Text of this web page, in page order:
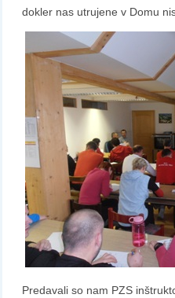
dokler nas utrujene v Domu
Predavali so nam PZS